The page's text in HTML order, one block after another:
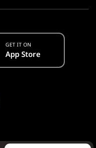
GET IT ON
App Store